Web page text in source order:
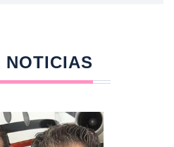
NOTICIAS